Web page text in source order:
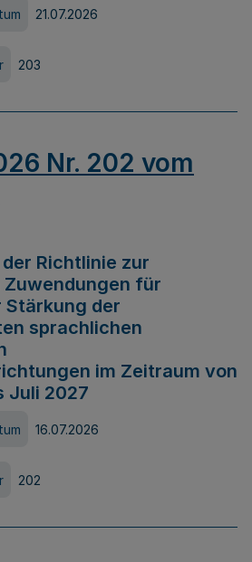
21.07.2026
203
Nr. 202 vom
Richtlinie zur
für
Stärkung der
sprachlichen
im Zeitraum von
Juli 2027
16.07.2026
202